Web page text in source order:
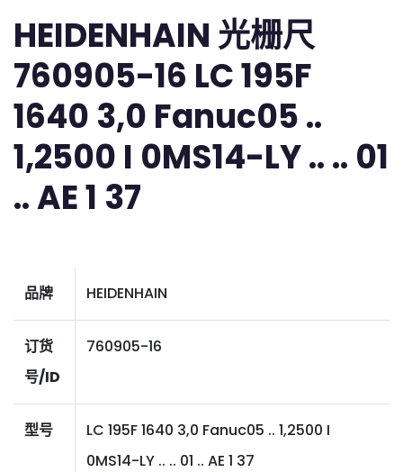
HEIDENHAIN 光栅尺
760905-16 LC 195F
1640 3,0 Fanuc05 ..
1,2500 I 0MS14-LY .. .. 01
.. AE 1 37
品牌 HEIDENHAIN
订货
号/ID
760905-16
型号
LC 195F 1640 3,0 Fanuc05 .. 1,2500 I
0MS14-LY .. .. 01 .. AE 1 37